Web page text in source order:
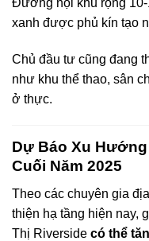
xanh được phủ kín tạo
Chủ đầu tư cũng đang
như khu thể thao, sân
ở thực.
Dự Báo Xu
Cuối Năm 2025
Theo các chuyên gia
thiện hạ tầng hiện nay,
Thị Riverside có thể